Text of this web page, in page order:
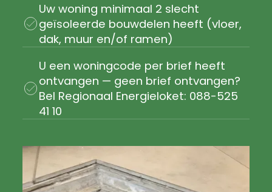
Uw woning minimaal 2 slecht
geïsoleerde bouwdelen heeft (vloer,
dak, muur en/of ramen)
U een woningcode per brief heeft
ontvangen — geen brief ontvangen?
Bel Regionaal Energieloket: 088-525
41 10